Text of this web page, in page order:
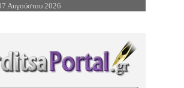
Επιστροφή στην Πλοήγηση
Αυγούστου 2026